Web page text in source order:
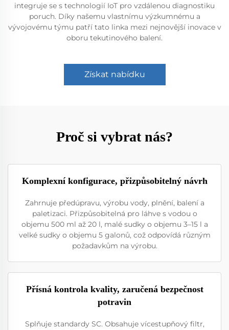
integruje se s technologií IoT pro vzdálenou diagnostiku
poruch. Díky našemu vlastnímu výzkumnému a
vývojovému týmu patří tato linka mezi nejnovější inovace v
oboru tekutinového balení.
Získat nabídku
Proč si vybrat nás?
Komplexní konfigurace, přizpůsobitelný návrh
Zahrnuje předúpravu, výrobu vody, plnění, balení a
paletizaci. Přizpůsobitelná pro láhve s vodou o
objemu 500 ml až 20 l, malé sudky o objemu 3–15 l a
velké sudky o objemu 5 galonů, což odpovídá různým
požadavkům na výrobu.
Přísná kontrola kvality, zaručená bezpečnost
potravin
Splňuje standardy SC. Obsahuje vícestupňový filtr,